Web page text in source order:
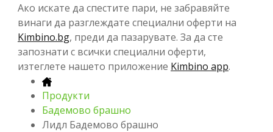
Ако искате да спестите пари, не забравяйте
винаги да разглеждате специални оферти на
Kimbino.bg, преди да пазарувате. За да сте
запознати с всички специални оферти,
изтеглете нашето приложение Kimbino app.
Продукти
Бадемово брашно
Лидл Бадемово брашно